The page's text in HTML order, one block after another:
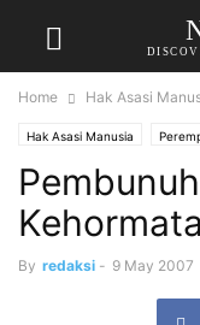
Home Hak Asasi
Hak Asasi Manusia
By redaksi - 9 May 2007